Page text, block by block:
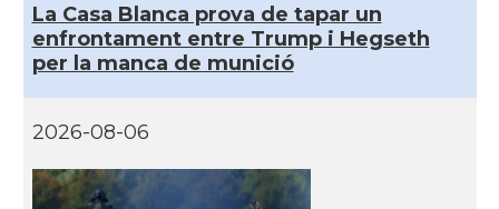
La Casa Blanca prova de tapar un
enfrontament entre Trump i Hegseth
per la manca de munició
2026-08-06